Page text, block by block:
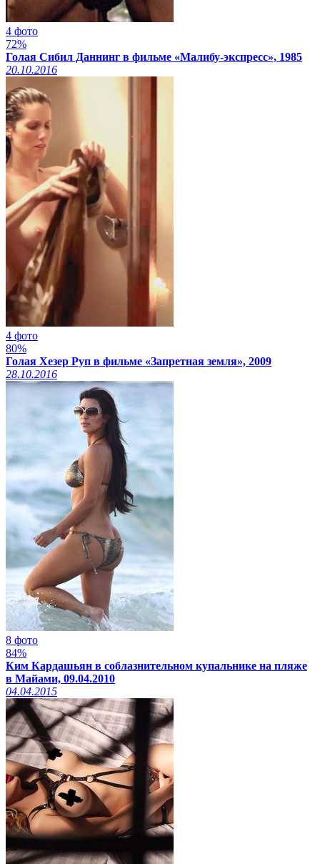
4 фото
72%
Голая Сибил Даннинг в фильме «Малибу-экспресс», 1985
20.10.2016
4 фото
80%
Голая Хезер Руп в фильме «Запретная земля», 2009
28.10.2016
8 фото
84%
Ким Кардашьян в соблазнительном купальнике на пляже
в Майами, 09.04.2010
04.04.2015